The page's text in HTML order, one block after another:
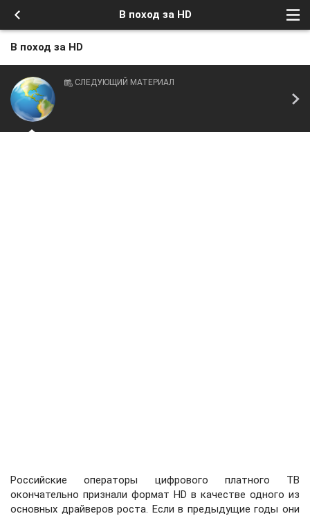
В поход за HD
В поход за HD
СЛЕДУЮЩИЙ МАТЕРИАЛ
Российские операторы цифрового платного ТВ
окончательно признали формат HD в качестве одного из
основных драйверов роста. Если в предыдущие годы они